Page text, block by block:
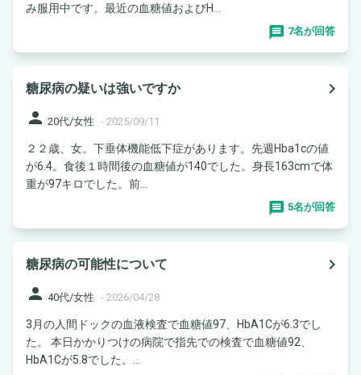
み服用中です。最近の血糖値およびH...
7名が回答
糖尿病の疑いは強いですか
navigate_next
person 20代/女性 - 2025/09/11
２２歳、女。下垂体機能低下症があります。先週Hba1cの値
が6.4。食後１時間後の血糖値が140でした。身長163cmで体
重が97キロでした。前...
5名が回答
糖尿病の可能性について
navigate_next
person 40代/女性 - 2026/04/28
3月の人間ドックの血液検査で血糖値97、HbA1Cが6.3でし
た。 本日かかりつけの病院で指先での検査で血糖値92、
HbA1Cが5.8でした。...